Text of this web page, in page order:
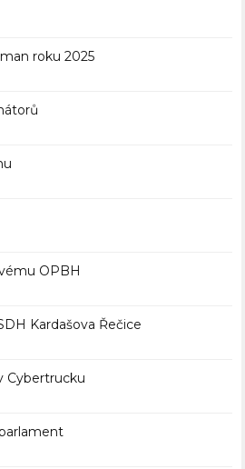
roku 2025
OPBH
Kardašova Řečice
Cybertrucku